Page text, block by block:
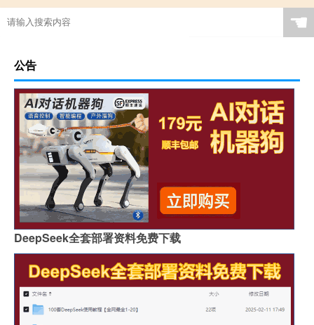
☚
公告
DeepSeek全套部署资料免费下载